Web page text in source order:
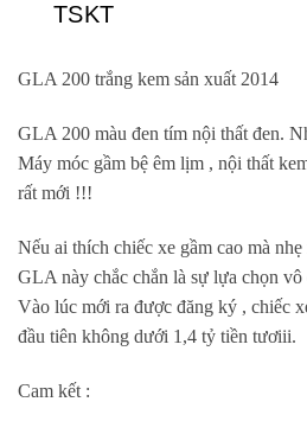
TSKT
GLA 200 trắng kem sản xuất 2014
GLA 200 màu đen tím nội thất đen.
Máy móc gầm bệ êm lịm , nội thất
rất mới !!!
Nếu ai thích chiếc xe gầm cao mà
GLA này chắc chắn là sự lựa chọn
Vào lúc mới ra được đăng ký , chiếc
đầu tiên không dưới 1,4 tỷ tiền tươiii.
Cam kết :